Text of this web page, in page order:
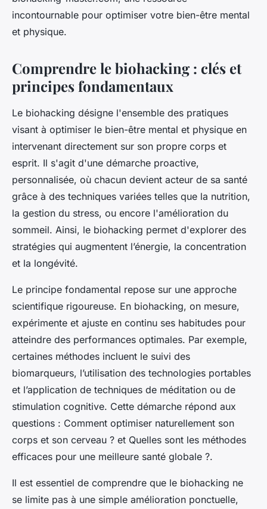
incontournable pour optimiser votre bien-être mental
et physique.
Comprendre le biohacking : clés et
principes fondamentaux
Le biohacking désigne l'ensemble des pratiques
visant à optimiser le bien-être mental et physique en
intervenant directement sur son propre corps et
esprit. Il s'agit d'une démarche proactive,
personnalisée, où chacun devient acteur de sa santé
grâce à des techniques variées telles que la nutrition,
la gestion du stress, ou encore l'amélioration du
sommeil. Ainsi, le biohacking permet d'explorer des
stratégies qui augmentent l’énergie, la concentration
et la longévité.
Le principe fondamental repose sur une approche
scientifique rigoureuse. En biohacking, on mesure,
expérimente et ajuste en continu ses habitudes pour
atteindre des performances optimales. Par exemple,
certaines méthodes incluent le suivi des
biomarqueurs, l’utilisation des technologies portables
et l’application de techniques de méditation ou de
stimulation cognitive. Cette démarche répond aux
questions : Comment optimiser naturellement son
corps et son cerveau ? et Quelles sont les méthodes
efficaces pour une meilleure santé globale ?.
Il est essentiel de comprendre que le biohacking ne
se limite pas à une simple amélioration ponctuelle,